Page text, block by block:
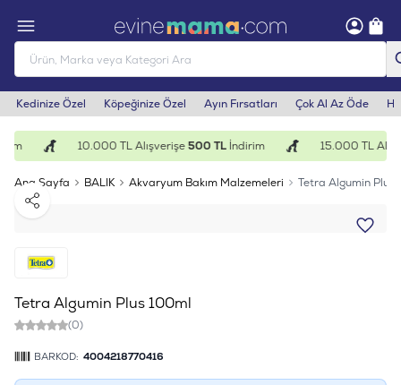
Kedinize Özel Köpeğinize Özel Ayın Fırsatları Çok Al Az Öde
10.000 TL Alışverişe500 TLİndirim 15.000 TL
Ana Sayfa BALIK Akvaryum Bakım Malzemeleri
Tetra Algumin Plus
Paylaş
Tetra Algumin Plus 100ml
(0)
BARKOD: 4004218770416